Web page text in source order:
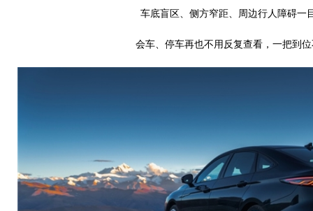
车底盲区、侧方窄距、周边行人障碍一
会车、停车再也不用反复查看，一把到